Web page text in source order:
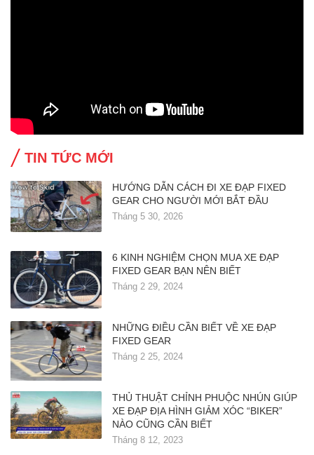
TIN TỨC MỚI
HƯỚNG DẪN CÁCH ĐI XE ĐẠP FIXED
GEAR CHO NGƯỜI MỚI BẮT ĐẦU
Tháng 5 30, 2026
6 KINH NGHIỆM CHỌN MUA XE ĐẠP
FIXED GEAR BẠN NÊN BIẾT
Tháng 2 29, 2024
NHỮNG ĐIỀU CẦN BIẾT VỀ XE ĐẠP
FIXED GEAR
Tháng 2 25, 2024
THỦ THUẬT CHỈNH PHUỘC NHÚN GIÚP
XE ĐẠP ĐỊA HÌNH GIẢM XÓC “BIKER”
NÀO CŨNG CẦN BIẾT
Tháng 8 12, 2023